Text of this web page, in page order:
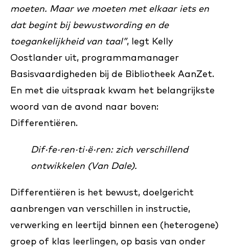
moeten. Maar we moeten met elkaar iets en
dat begint bij bewustwording en de
toegankelijkheid van taal”, legt Kelly
Oostlander uit, programmamanager
Basisvaardigheden bij de Bibliotheek AanZet.
En met die uitspraak kwam het belangrijkste
woord van de avond naar boven:
Differentiëren.
Dif·fe·ren·ti·ë·ren: zich verschillend
ontwikkelen (Van Dale).
Differentiëren is het bewust, doelgericht
aanbrengen van verschillen in instructie,
verwerking en leertijd binnen een (heterogene)
groep of klas leerlingen, op basis van onder